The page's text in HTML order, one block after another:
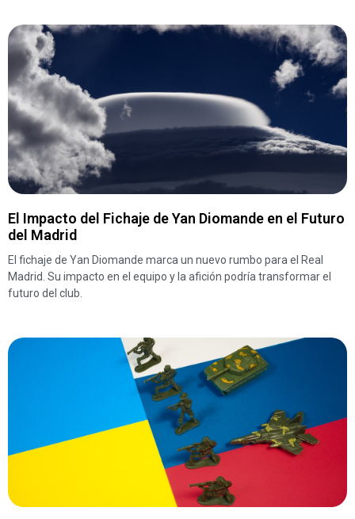
El Impacto del Fichaje de Yan Diomande en el Futuro
del Madrid
El fichaje de Yan Diomande marca un nuevo rumbo para el Real
Madrid. Su impacto en el equipo y la afición podría transformar el
futuro del club.